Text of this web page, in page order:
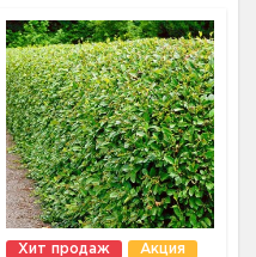
Хит продаж Акция